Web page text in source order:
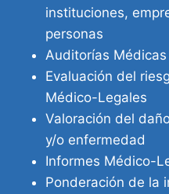
instituciones,
personas
Auditorías Médicas
Evaluación del
Médico-Legales
Valoración del
y/o enfermedad
Informes Médico-
Ponderación de la